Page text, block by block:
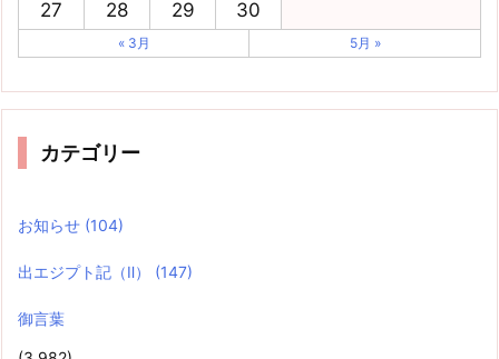
27
28 29 30
« 3月 5月 »
カテゴリー
お知らせ (104)
出エジプト記（Ⅱ） (147)
御言葉